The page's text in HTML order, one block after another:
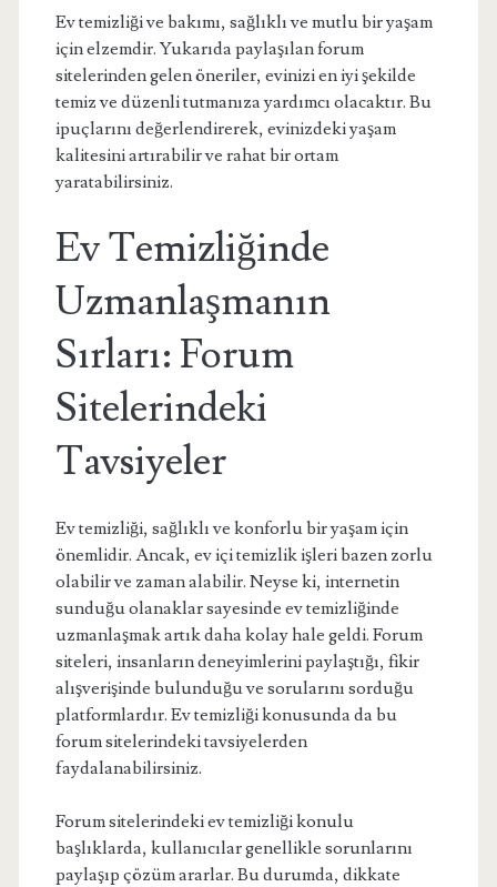
Ev temizliği ve bakımı, sağlıklı ve mutlu bir yaşam
için elzemdir. Yukarıda paylaşılan forum
sitelerinden gelen öneriler, evinizi en iyi şekilde
temiz ve düzenli tutmanıza yardımcı olacaktır. Bu
ipuçlarını değerlendirerek, evinizdeki yaşam
kalitesini artırabilir ve rahat bir ortam
yaratabilirsiniz.
Ev Temizliğinde
Uzmanlaşmanın
Sırları: Forum
Sitelerindeki
Tavsiyeler
Ev temizliği, sağlıklı ve konforlu bir yaşam için
önemlidir. Ancak, ev içi temizlik işleri bazen zorlu
olabilir ve zaman alabilir. Neyse ki, internetin
sunduğu olanaklar sayesinde ev temizliğinde
uzmanlaşmak artık daha kolay hale geldi. Forum
siteleri, insanların deneyimlerini paylaştığı, fikir
alışverişinde bulunduğu ve sorularını sorduğu
platformlardır. Ev temizliği konusunda da bu
forum sitelerindeki tavsiyelerden
faydalanabilirsiniz.
Forum sitelerindeki ev temizliği konulu
başlıklarda, kullanıcılar genellikle sorunlarını
paylaşıp çözüm ararlar. Bu durumda, dikkate